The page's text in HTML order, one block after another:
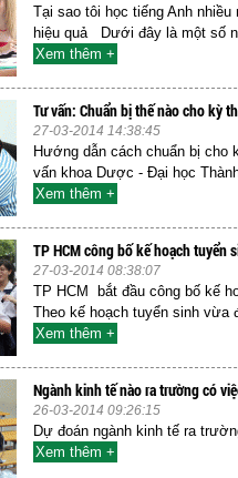
Tại sao tôi học tiếng Anh
hiệu quả Dưới đây là một số
Xem thêm +
Tư vấn: Chuẩn bị thế nào cho kỳ
27-03-2014 14:38:45
Hướng dẫn cách chuẩn bị
vấn khoa Dược - Đại học
Xem thêm +
TP HCM công bố kế hoạch tuyển
27-03-2014 08:38:07
TP HCM bắt đầu công bố kế
Theo kế hoạch tuyển sinh
Xem thêm +
Ngành kinh tế nào ra trường có
26-03-2014 09:26:15
Dự đoán ngành kinh tế ra
Xem thêm +